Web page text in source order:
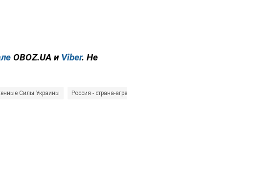
OBOZ.UA и Viber. Не
Силы Украины Россия - страна-агрессор